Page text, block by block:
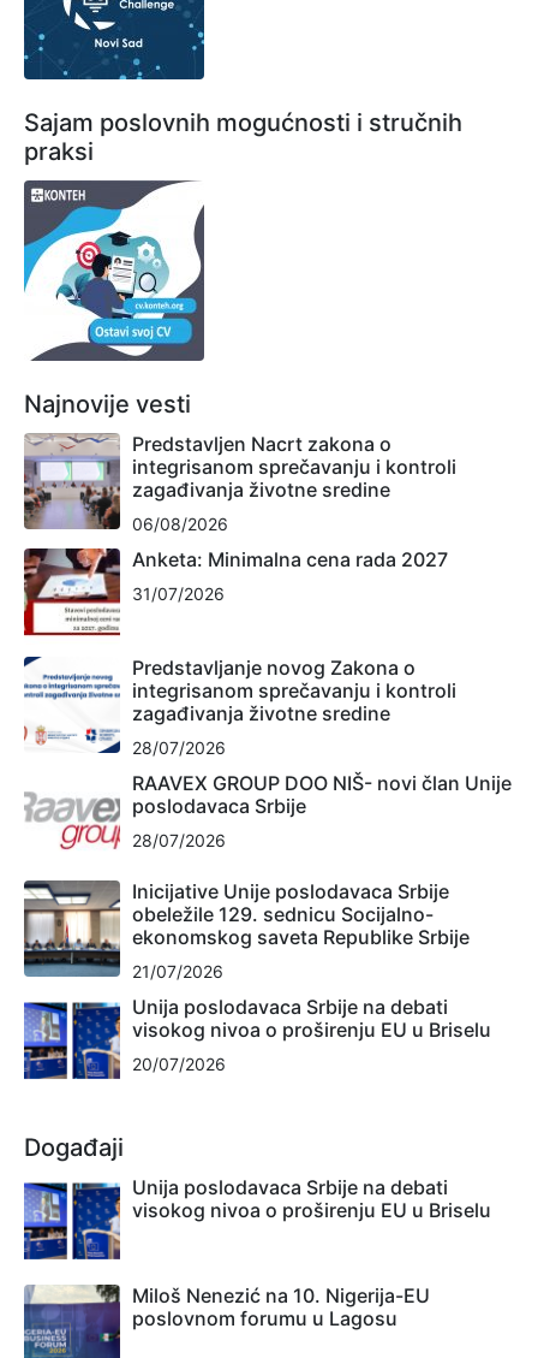
Sajam poslovnih mogućnosti i stručnih
praksi
Najnovije vesti
Predstavljen Nacrt zakona o
integrisanom sprečavanju i kontroli
zagađivanja životne sredine
06/08/2026
Anketa: Minimalna cena rada 2027
31/07/2026
Predstavljanje novog Zakona o
integrisanom sprečavanju i kontroli
zagađivanja životne sredine
28/07/2026
RAAVEX GROUP DOO NIŠ- novi član Unije
poslodavaca Srbije
28/07/2026
Inicijative Unije poslodavaca Srbije
obeležile 129. sednicu Socijalno-
ekonomskog saveta Republike Srbije
21/07/2026
Unija poslodavaca Srbije na debati
visokog nivoa o proširenju EU u Briselu
20/07/2026
Događaji
Unija poslodavaca Srbije na debati
visokog nivoa o proširenju EU u Briselu
Miloš Nenezić na 10. Nigerija-EU
poslovnom forumu u Lagosu